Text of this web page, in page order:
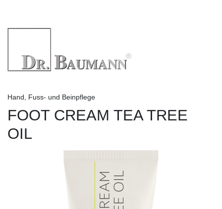
Hand, Fuss- und Beinpflege
FOOT CREAM TEA TREE
OIL